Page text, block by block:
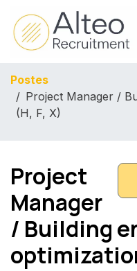
Se rendre au contenu
Postes
Project Manager /
(H, F, X)
Project
Manager
/ Building